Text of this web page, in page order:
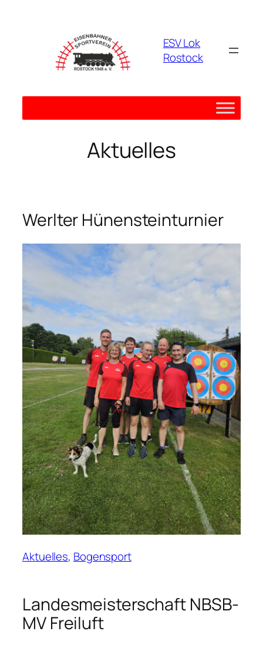
ESV Lok
Rostock
Aktuelles
Werlter Hünensteinturnier
Aktuelles, Bogensport
Landesmeisterschaft NBSB-
MV Freiluft